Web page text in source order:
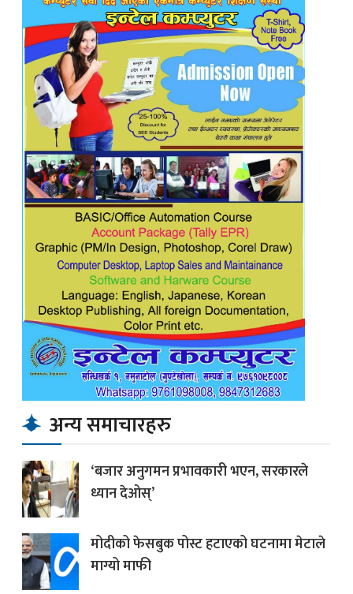
अन्य समाचारहरु
‘बजार अनुगमन प्रभावकारी भएन, सरकारले
ध्यान देओस्’
मोदीको फेसबुक पोस्ट हटाएको घटनामा मेटाले
माग्यो माफी